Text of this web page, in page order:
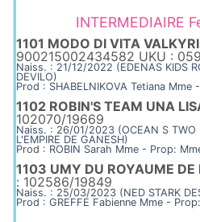
INTERMEDIAIRE
1101 MODO DI VITA
900215002434582 UKU :
Naiss. : 21/12/2022 (EDENAS KIDS
DEVILO)
Prod : SHABELNIKOVA Tetiana Mme
1102 ROBIN'S TEAM UNA
102070/19669
Naiss. : 26/01/2023 (OCEAN S TWO
L'EMPIRE DE GANESH)
Prod : ROBIN Sarah Mme - Prop:
1103 UMY DU ROYAUME DE
: 102586/19849
Naiss. : 25/03/2023 (NED STARK
Prod : GREFFE Fabienne Mme -